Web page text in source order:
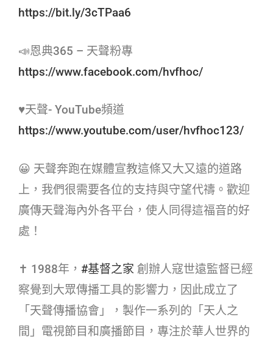
https://bit.ly/3cTPaa6
📣恩典365 – 天聲粉專
https://www.facebook.com/hvfhoc/
♥天聲- YouTube頻道
https://www.youtube.com/user/hvfhoc123/
😀 天聲奔跑在媒體宣教這條又大又遠的道路
上，我們很需要各位的支持與守望代禱。歡迎
廣傳天聲海內外各平台，使人同得這福音的好
處！
✝ 1988年， #基督之家​ 創辦人寇世遠監督已經
察覺到大眾傳播工具的影響力，因此成立了
「天聲傳播協會」，製作一系列的「天人之
間」電視節目和廣播節目，專注於華人世界的